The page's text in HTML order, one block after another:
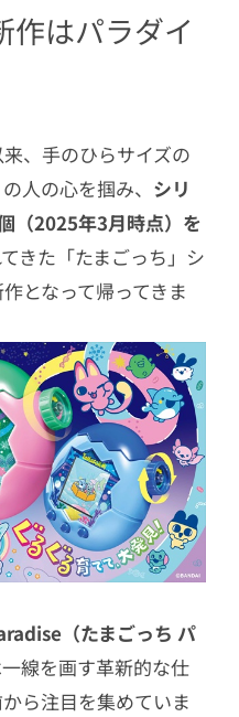
ん」遊び
まごっち”が復活
にしなこさんや
える？気になる
作はパラダイ
、手のひらサイズの
人の心を掴み、 シリ
（2025年3月時点）を
きた「たまごっち」シ
となって帰ってきま
（たまごっち パ
線を画す革新的な仕
ら注目を集めていま